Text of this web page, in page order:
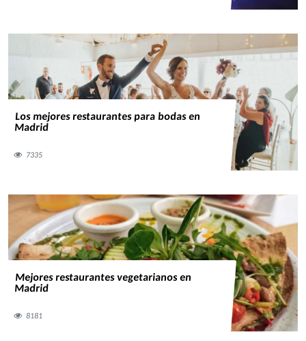
Los mejores restaurantes para bodas en
Madrid
7335
Mejores restaurantes vegetarianos en
Madrid
8181